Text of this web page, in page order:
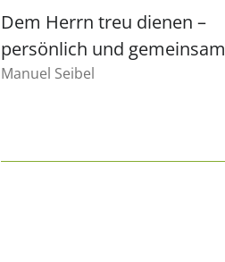
Dem Herrn treu dienen –
persönlich und gemeinsam
Manuel Seibel